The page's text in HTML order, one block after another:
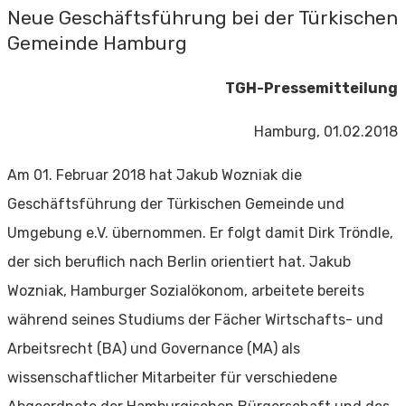
Neue Geschäftsführung bei der Türkischen
Gemeinde Hamburg
TGH-Pressemitteilung
Hamburg, 01.02.2018
Am 01. Februar 2018 hat Jakub Wozniak die
Geschäftsführung der Türkischen Gemeinde und
Umgebung e.V. übernommen. Er folgt damit Dirk Tröndle,
der sich beruflich nach Berlin orientiert hat. Jakub
Wozniak, Hamburger Sozialökonom, arbeitete bereits
während seines Studiums der Fächer Wirtschafts- und
Arbeitsrecht (BA) und Governance (MA) als
wissenschaftlicher Mitarbeiter für verschiedene